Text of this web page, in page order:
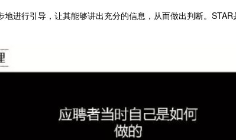
进行引导，让其能够讲出充分的信息，从而做出判断。STAR